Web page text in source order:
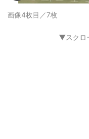
画像4枚目／7枚
▼スクロ